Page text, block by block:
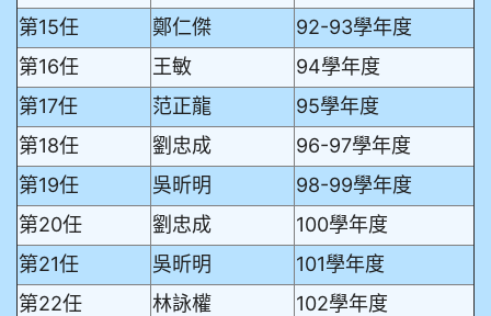
第15任
鄭仁傑
92-93學年度
第16任
王敏
94學年度
第17任
范正龍
95學年度
第18任
劉忠成
96-97學年度
第19任
吳昕明
98-99學年度
第20任
劉忠成
100學年度
第21任
吳昕明
101學年度
第22任
林詠權
102學年度